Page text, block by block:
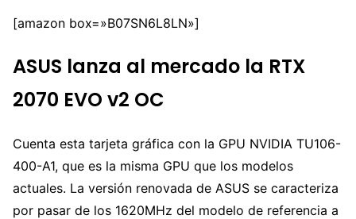
[amazon box=»B07SN6L8LN»]
ASUS lanza al mercado la RTX
2070 EVO v2 OC
Cuenta esta tarjeta gráfica con la GPU NVIDIA TU106-
400-A1, que es la misma GPU que los modelos
actuales. La versión renovada de ASUS se caracteriza
por pasar de los 1620MHz del modelo de referencia a